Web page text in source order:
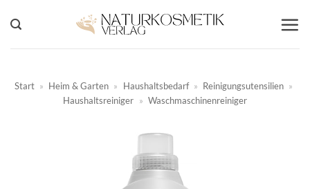
Inhalt
springen
Start » Heim & Garten » Haushaltsbedarf » Reinigungsutensilien »
Haushaltsreiniger » Waschmaschinenreiniger